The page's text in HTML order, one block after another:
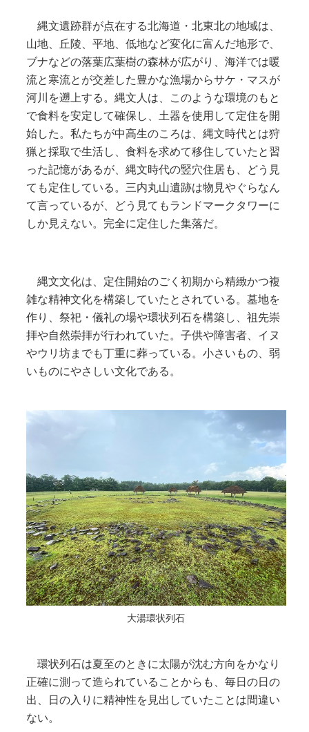
縄文遺跡群が点在する北海道・北東北の地域は、
山地、丘陵、平地、低地など変化に富んだ地形で、
ブナなどの落葉広葉樹の森林が広がり、海洋では暖
流と寒流とが交差した豊かな漁場からサケ・マスが
河川を遡上する。縄文人は、このような環境のもと
で食料を安定して確保し、土器を使用して定住を開
始した。私たちが中高生のころは、縄文時代とは狩
猟と採取で生活し、食料を求めて移住していたと習
った記憶があるが、縄文時代の竪穴住居も、どう見
ても定住している。三内丸山遺跡は物見やぐらなん
て言っているが、どう見てもランドマークタワーに
しか見えない。完全に定住した集落だ。
縄文文化は、定住開始のごく初期から精緻かつ複
雑な精神文化を構築していたとされている。墓地を
作り、祭祀・儀礼の場や環状列石を構築し、祖先崇
拝や自然崇拝が行われていた。子供や障害者、イヌ
やウリ坊までも丁重に葬っている。小さいもの、弱
いものにやさしい文化である。
大湯環状列石
環状列石は夏至のときに太陽が沈む方向をかなり
正確に測って造られていることからも、毎日の日の
出、日の入りに精神性を見出していたことは間違い
ない。